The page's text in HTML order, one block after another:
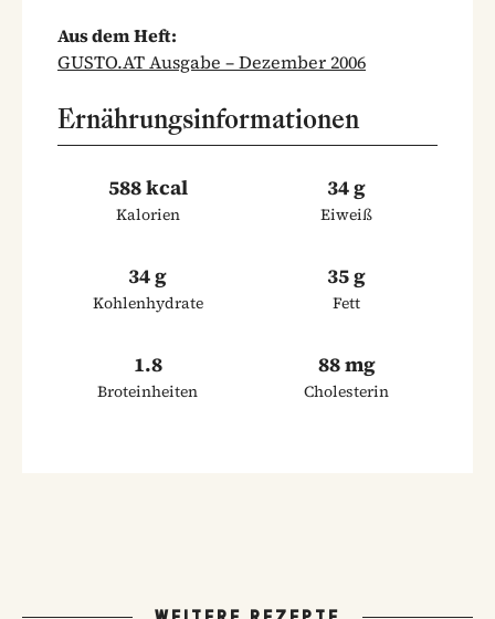
Aus dem Heft:
GUSTO.AT Ausgabe – Dezember 2006
Ernährungsinformationen
588 kcal
Kalorien
34 g
Eiweiß
34 g
Kohlenhydrate
35 g
Fett
1.8
Broteinheiten
88 mg
Cholesterin